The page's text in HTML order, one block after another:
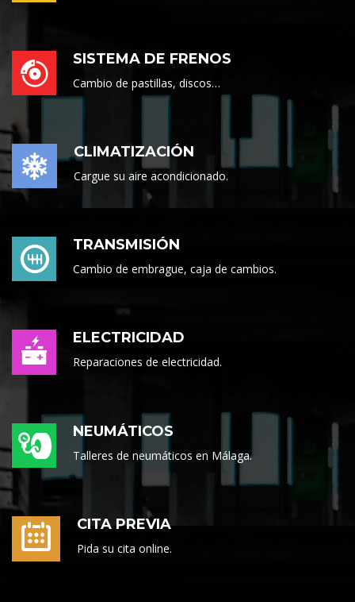
SISTEMA DE FRENOS
Cambio de pastillas, discos…
CLIMATIZACIÓN
Cargue su aire acondicionado.
TRANSMISIÓN
Cambio de embrague, caja de cambios.
ELECTRICIDAD
Reparaciones de electricidad.
NEUMÁTICOS
Talleres de neumáticos en Málaga.
CITA PREVIA
Pida su cita online.